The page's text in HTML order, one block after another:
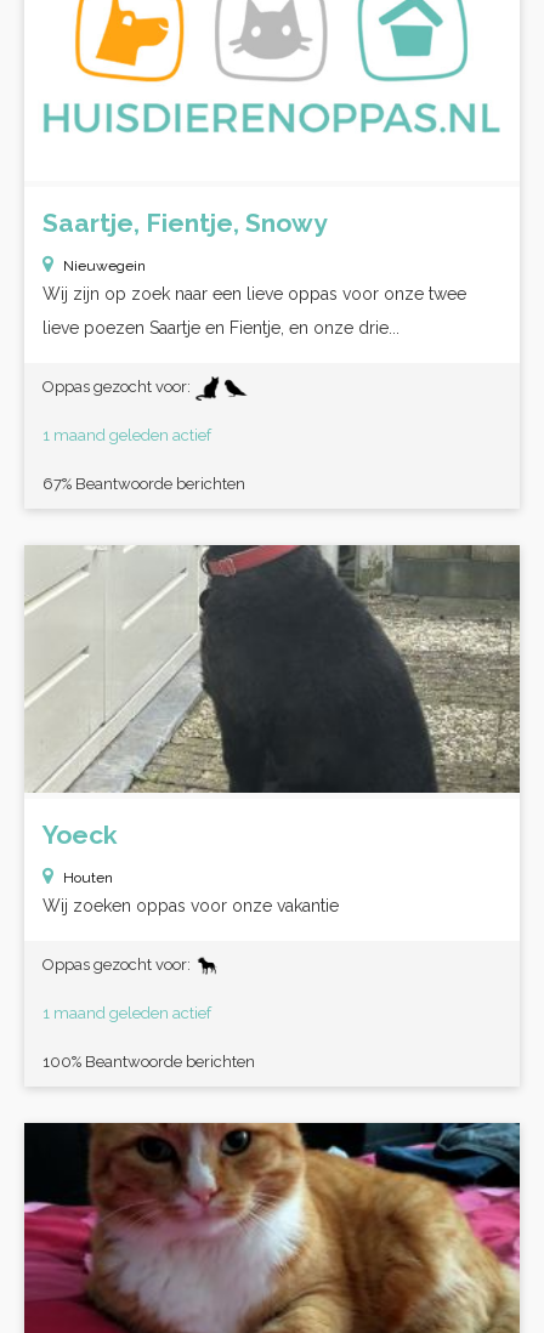
Saartje, Fientje, Snowy
Nieuwegein
Wij zijn op zoek naar een lieve oppas voor onze twee
lieve poezen Saartje en Fientje, en onze drie...
Oppas gezocht voor:
1 maand geleden actief
67% Beantwoorde berichten
Yoeck
Houten
Wij zoeken oppas voor onze vakantie
Oppas gezocht voor:
1 maand geleden actief
100% Beantwoorde berichten